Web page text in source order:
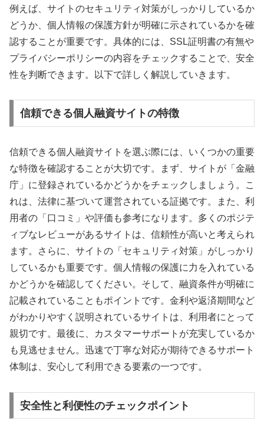
例えば、サイトのセキュリティ対策がしっかりしているか
どうか、個人情報の保護方針が明確に示されているかを確
認することが重要です。具体的には、SSL証明書の有無や
プライバシーポリシーの内容をチェックすることで、安全
性を判断できます。以下で詳しく解説していきます。
信頼できる個人融資サイトの特徴
信頼できる個人融資サイトを選ぶ際には、いくつかの重要
な特徴を確認することが大切です。まず、サイトが「金融
庁」に登録されているかどうかをチェックしましょう。こ
れは、法律に基づいて運営されている証拠です。また、利
用者の「口コミ」や評価も参考になります。多くのポジテ
ィブなレビューがあるサイトは、信頼性が高いと考えられ
ます。さらに、サイトの「セキュリティ対策」がしっかり
しているかも重要です。個人情報の保護に力を入れている
かどうかを確認してください。そして、融資条件が明確に
記載されていることもポイントです。金利や返済期間など
がわかりやすく説明されているサイトは、利用者にとって
親切です。最後に、カスタマーサポートが充実しているか
も見逃せません。迅速で丁寧な対応が期待できるサポート
体制は、安心して利用できる要素の一つです。
安全性と利便性のチェックポイント